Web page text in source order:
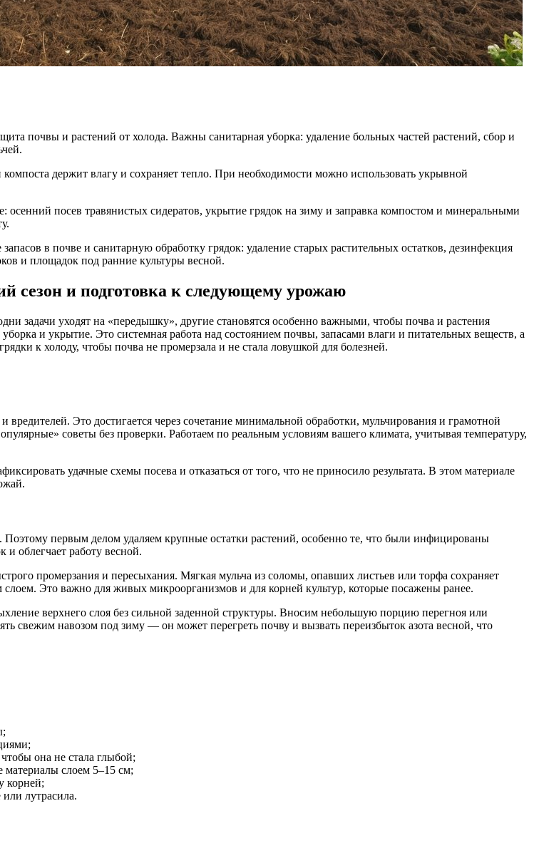
почвы и растений от холода. Важны санитарная уборка: удаление больных частей растений, сбор и
держит влагу и сохраняет тепло. При необходимости можно использовать укрывной
посев травянистых сидератов, укрытие грядок на зиму и заправка компостом и минеральными
в почве и санитарную обработку грядок: удаление старых растительных остатков, дезинфекция
и площадок под ранние культуры весной.
сезон и подготовка к следующему урожаю
задачи уходят на «передышку», другие становятся особенно важными, чтобы почва и растения
и укрытие. Это системная работа над состоянием почвы, запасами влаги и питательных веществ, а
к холоду, чтобы почва не промерзала и не стала ловушкой для болезней.
Это достигается через сочетание минимальной обработки, мульчирования и грамотной
советы без проверки. Работаем по реальным условиям вашего климата, учитывая температуру,
удачные схемы посева и отказаться от того, что не приносило результата. В этом материале
первым делом удаляем крупные остатки растений, особенно те, что были инфицированы
облегчает работу весной.
промерзания и пересыхания. Мягкая мульча из соломы, опавших листьев или торфа сохраняет
Это важно для живых микроорганизмов и для корней культур, которые посажены ранее.
верхнего слоя без сильной заденной структуры. Вносим небольшую порцию перегноя или
свежим навозом под зиму — он может перегреть почву и вызвать переизбыток азота весной, что
она не стала глыбой;
материалы слоем 5–15 см;
корней;
лутрасила.